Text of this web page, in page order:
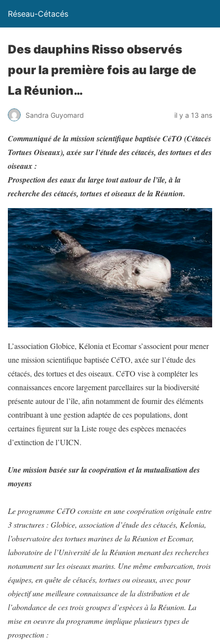
Réseau-Cétacés
Des dauphins Risso observés
pour la première fois au large de
La Réunion…
Sandra Guyomard il y a 13 ans
Communiqué de la mission scientifique baptisée CéTO (Cétacés
Tortues Oiseaux), axée sur l’étude des cétacés, des tortues et des
oiseaux :
Prospection des eaux du large tout autour de l’île, à la
recherche des cétacés, tortues et oiseaux de la Réunion.
L’association Globice, Kélonia et Ecomar s’associent pour mener
une mission scientifique baptisée CéTO, axée sur l’étude des
cétacés, des tortues et des oiseaux. CéTO vise à compléter les
connaissances encore largement parcellaires sur la biodiversité
présente autour de l’île, afin notamment de fournir des éléments
contribuant à une gestion adaptée de ces populations, dont
certaines figurent sur la Liste rouge des espèces menacées
d’extinction de l’UICN.
Une mission basée sur la coopération et la mutualisation des
moyens
Le programme CéTO consiste en une coopération originale entre
3 structures : Globice, association d’étude des cétacés, Kelonia,
l’observatoire des tortues marines de la Réunion et Ecomar,
laboratoire de l’Université de la Réunion menant des recherches
notamment sur les oiseaux marins. Une même embarcation, trois
équipes, en quête de cétacés, tortues ou oiseaux, avec pour
objectif une meilleure connaissance de la distribution et de
l’abondance de ces trois groupes d’espèces à la Réunion. La
mise en oeuvre du programme implique plusieurs types de
prospection :